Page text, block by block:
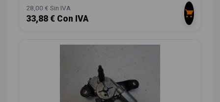
28,00 € Sin IVA
33,88 € Con IVA